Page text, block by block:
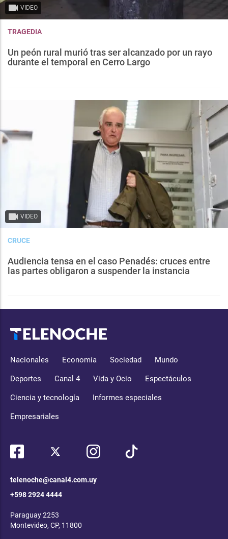
VIDEO
TRAGEDIA
Un peón rural murió tras ser alcanzado por un rayo
durante el temporal en Cerro Largo
VIDEO
CRUCE
Audiencia tensa en el caso Penadés: cruces entre
las partes obligaron a suspender la instancia
Nacionales Economía Sociedad Mundo
Deportes Canal 4 Vida y Ocio Espectáculos
Ciencia y tecnología Informes especiales
Empresariales
telenoche@canal4.com.uy
+598 2924 4444
Paraguay 2253
Montevideo, CP, 11800